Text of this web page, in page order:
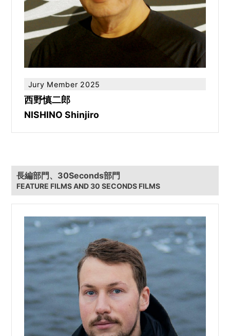
Jury Member 2025
西野慎二郎
NISHINO Shinjiro
長編部門、30Seconds部門
FEATURE FILMS AND 30 SECONDS FILMS